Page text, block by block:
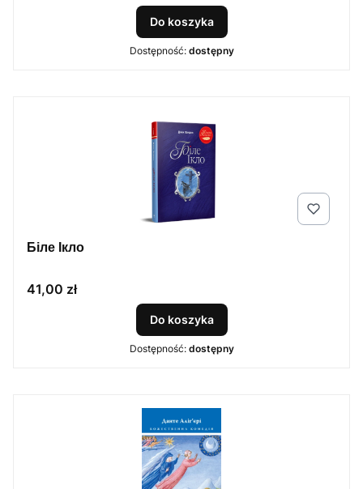
Do koszyka
Dostępność: dostępny
Біле Ікло
Cena
41,00 zł
Do koszyka
Dostępność: dostępny